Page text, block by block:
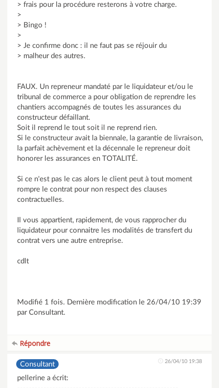
> frais pour la procédure resterons à votre charge.
>
> Bingo !
>
> Je confirme donc : il ne faut pas se réjouir du
> malheur des autres.
FAUX. Un repreneur mandaté par le liquidateur et/ou le
tribunal de commerce a pour obligation de reprendre les
chantiers accompagnés de toutes les assurances du
constructeur défaillant.
Soit il reprend le tout soit il ne reprend rien.
Si le constructeur avait la biennale, la garantie de livraison,
la parfait achèvement et la décennale le repreneur doit
honorer les assurances en TOTALITÉ.
Si ce n'est pas le cas alors le client peut à tout moment
rompre le contrat pour non respect des clauses
contractuelles.
Il vous appartient, rapidement, de vous rapprocher du
liquidateur pour connaitre les modalités de transfert du
contrat vers une autre entreprise.
cdlt
Modifié 1 fois. Dernière modification le 26/04/10 19:39
par Consultant.
Répondre
Consultant 26/04/10 19:38
pellerine a écrit: